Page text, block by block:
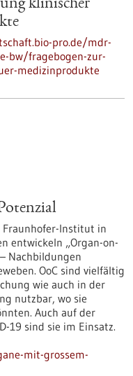
klinischer
pro.de/mdr-
bw/fragebogen-zur-
medizinprodukte
Fraunhofer-Institut in
entwickeln „Organ-on-
Nachbildungen
OoC sind vielfältig
wie auch in der
nutzbar, wo sie
Auch auf der
19 sind sie im Einsatz.
mit-grossem-